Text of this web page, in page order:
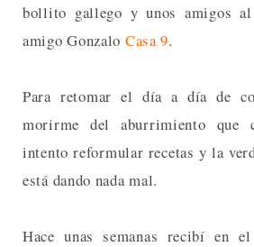
bollito gallego y unos amigos
amigo Gonzalo Casa 9.
Para retomar el día a día de
morirme del aburrimiento que
intento reformular recetas y la
está dando nada mal.
Hace unas semanas recibí en